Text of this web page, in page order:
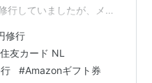
行していましたが、メー
月目の達成状況です。
です。 何かの記事で見
」を「受け取る」にし
修行
友カード NL
#Amazonギフト券